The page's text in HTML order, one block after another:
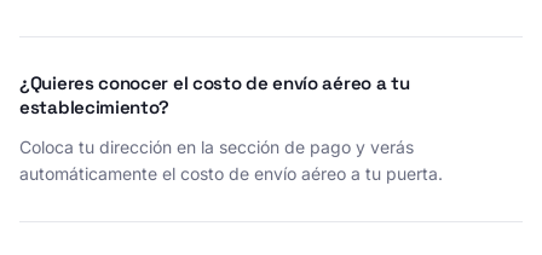
¿Quieres conocer el costo de envío aéreo a tu
establecimiento?
Coloca tu dirección en la sección de pago y verás
automáticamente el costo de envío aéreo a tu puerta.